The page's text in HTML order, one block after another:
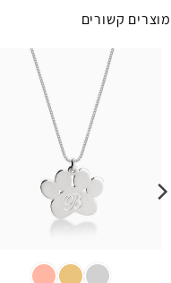
מוצרים קשורים